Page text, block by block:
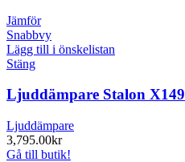
Jämför
Snabbvy
Lägg till i önskelistan
Stäng
Ljuddämpare Stalon X149
Ljuddämpare
3,795.00kr
Gå till butik!